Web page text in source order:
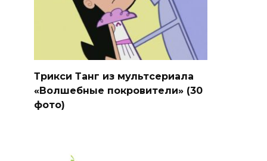
Трикси Танг из мультсериала
«Волшебные покровители» (30
фото)